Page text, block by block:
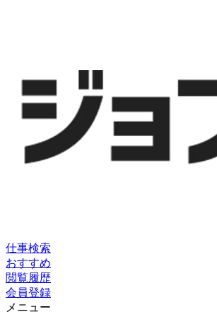
仕事検索
おすすめ
閲覧履歴
会員登録
メニュー